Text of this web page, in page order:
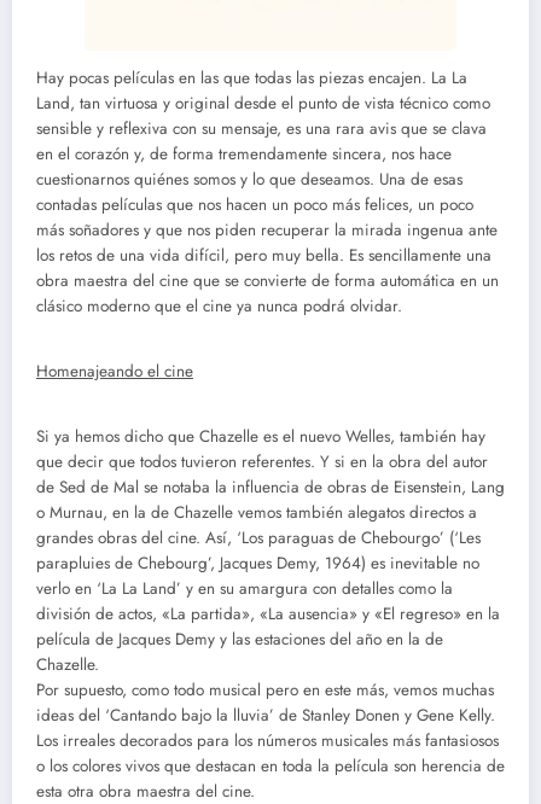
Hay pocas películas en las que todas las piezas encajen. La La
Land, tan virtuosa y original desde el punto de vista técnico como
sensible y reflexiva con su mensaje, es una rara avis que se clava
en el corazón y, de forma tremendamente sincera, nos hace
cuestionarnos quiénes somos y lo que deseamos. Una de esas
contadas películas que nos hacen un poco más felices, un poco
más soñadores y que nos piden recuperar la mirada ingenua ante
los retos de una vida difícil, pero muy bella. Es sencillamente una
obra maestra del cine que se convierte de forma automática en un
clásico moderno que el cine ya nunca podrá olvidar.
Homenajeando el cine
Si ya hemos dicho que Chazelle es el nuevo Welles, también hay
que decir que todos tuvieron referentes. Y si en la obra del autor
de Sed de Mal se notaba la influencia de obras de Eisenstein, Lang
o Murnau, en la de Chazelle vemos también alegatos directos a
grandes obras del cine. Así, ‘Los paraguas de Chebourgo’ (‘Les
parapluies de Chebourg’, Jacques Demy, 1964) es inevitable no
verlo en ‘La La Land’ y en su amargura con detalles como la
división de actos, «La partida», «La ausencia» y «El regreso» en la
película de Jacques Demy y las estaciones del año en la de
Chazelle.
Por supuesto, como todo musical pero en este más, vemos muchas
ideas del ‘Cantando bajo la lluvia’ de Stanley Donen y Gene Kelly.
Los irreales decorados para los números musicales más fantasiosos
o los colores vivos que destacan en toda la película son herencia de
esta otra obra maestra del cine.